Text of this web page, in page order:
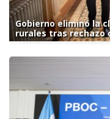
Gobierno eliminó la
rurales tras rechazo